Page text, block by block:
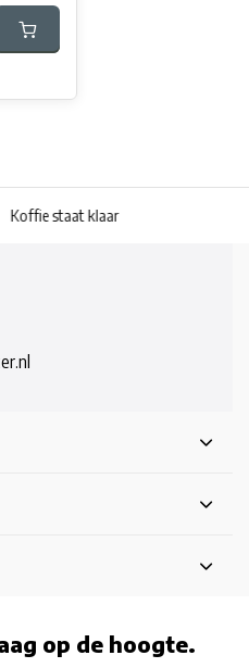
Koffie staat klaar
op de hoogte.